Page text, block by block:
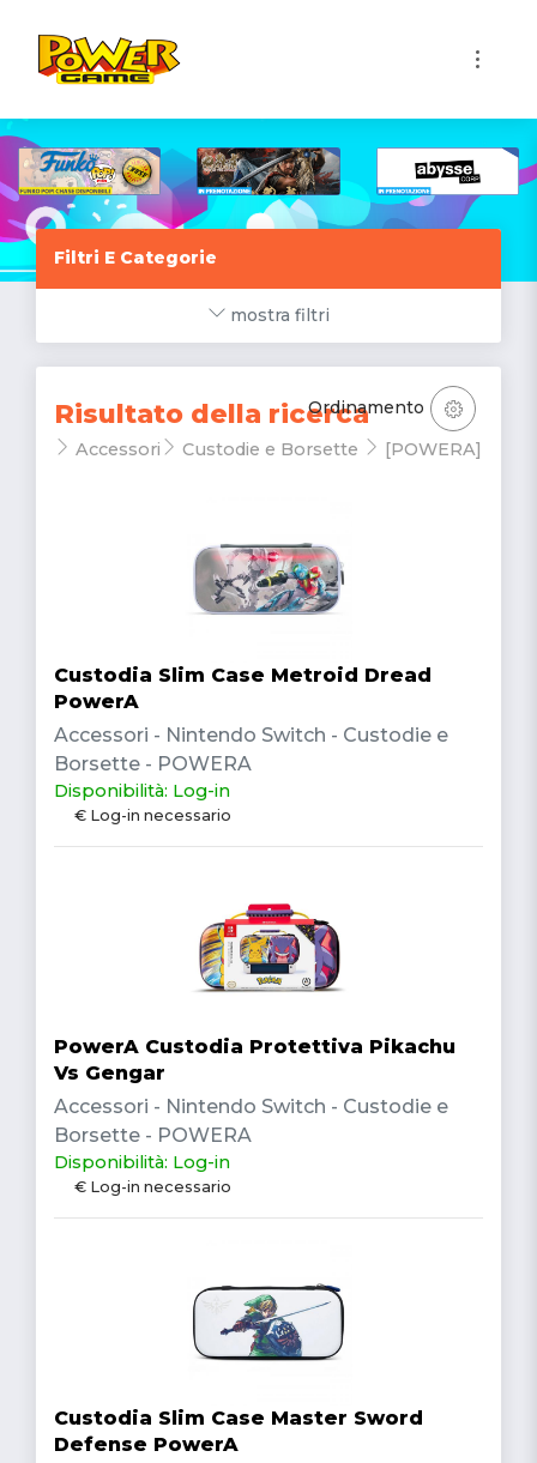
Filtri E Categorie
mostra filtri
Risultato della ricerca
Accessori Custodie e Borsette [POWERA]
Ordinamento
Custodia Slim Case Metroid Dread
PowerA
Accessori - Nintendo Switch - Custodie e
Borsette - POWERA
Disponibilità: Log-in
€ Log-in necessario
PowerA Custodia Protettiva Pikachu
Vs Gengar
Accessori - Nintendo Switch - Custodie e
Borsette - POWERA
Disponibilità: Log-in
€ Log-in necessario
Custodia Slim Case Master Sword
Defense PowerA